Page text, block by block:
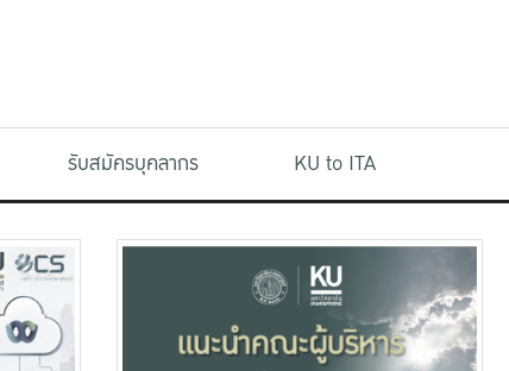
รับสมัครบุคลากร KU to ITA